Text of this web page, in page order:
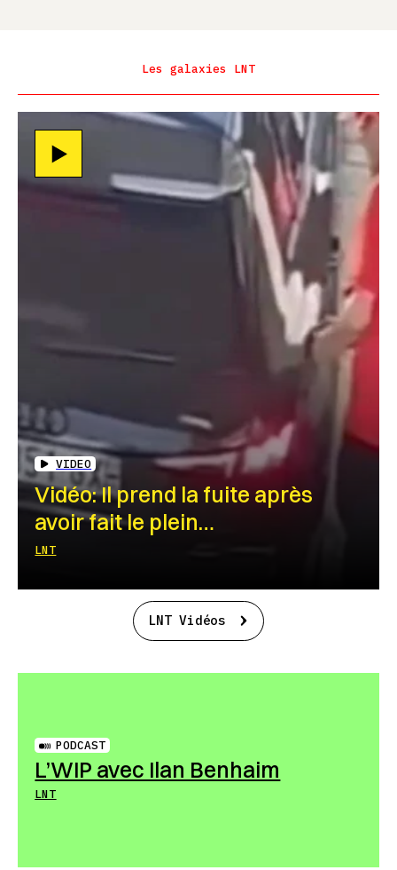
Les galaxies LNT
VIDEO
Vidéo: Il prend la fuite après
avoir fait le plein…
LNT
LNT Vidéos
PODCAST
L’WIP avec Ilan Benhaim
LNT